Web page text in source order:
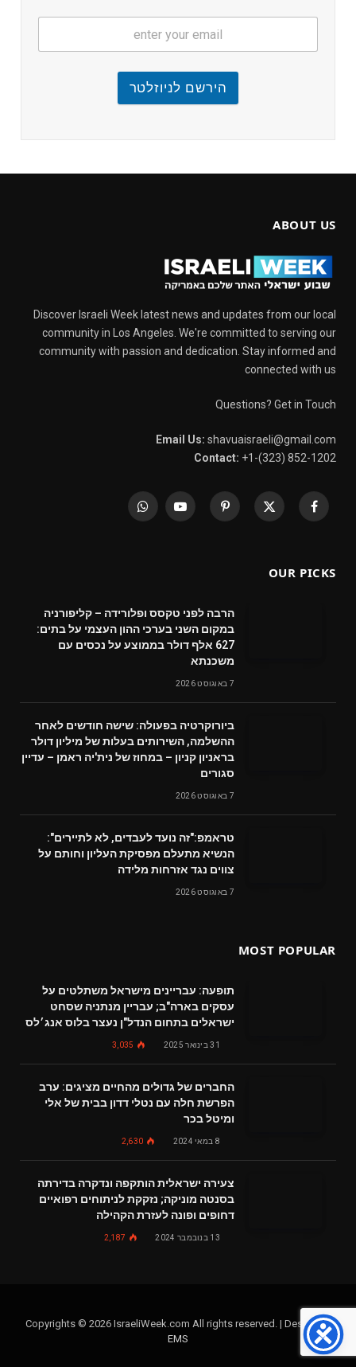
הירשם לניוזלטר
ABOUT US
Discover Israeli Week latest news and updates from our local
community in Los Angeles. We're committed to serving our
community with passion and dedication. Stay informed and
connected with us
Questions? Get in Touch
Email Us: shavuaisraeli@gmail.com
Contact: +1-(323) 852-1202
Facebook
X
Pinterest
YouTube
WhatsApp
OUR PICKS
הרבה לפני טקסס ופלורידה – קליפורניה
במקום השני בערכי ההון העצמי על בתים:
627 אלף דולר בממוצע על נכסים עם
משכנתא
7 באוגוסט 2026
ביורוקרטיה בפעולה: שישה חודשים לאחר
ההשלמה, השירותים בעלות של מיליון דולר
בראניון קניון – במחוז של נית'יה ראמן – עדיין
סגורים
7 באוגוסט 2026
טראמפ:"זה נועד לעבדים, לא לתיירים":
הנשיא מתעלם מפסיקת העליון וחותם על
צווים נגד אזרחות מלידה
7 באוגוסט 2026
MOST POPULAR
תופעה: עבריינים מישראל משתלטים על
עסקים בארה"ב; עבריין מנתניה שסחט
ישראלים בתחום הנדל"ן נעצר בלוס אנג׳לס
31 בינואר 2025 3,035
החברים של גדולים מהחיים מציגים: ערב
הפרשת חלה עם נטלי דדון בבית של אלי
ומיטל בכר
8 במאי 2024 2,630
צעירה ישראלית הותקפה ונדקרה בדירתה
בסנטה מוניקה; נזקקת לניתוחים רפואיים
דחופים ופונה לעזרת הקהילה
13 בנובמבר 2024 2,187
Copyrights © 2026 IsraeliWeek.com All rights reserved. | Design by
EMS